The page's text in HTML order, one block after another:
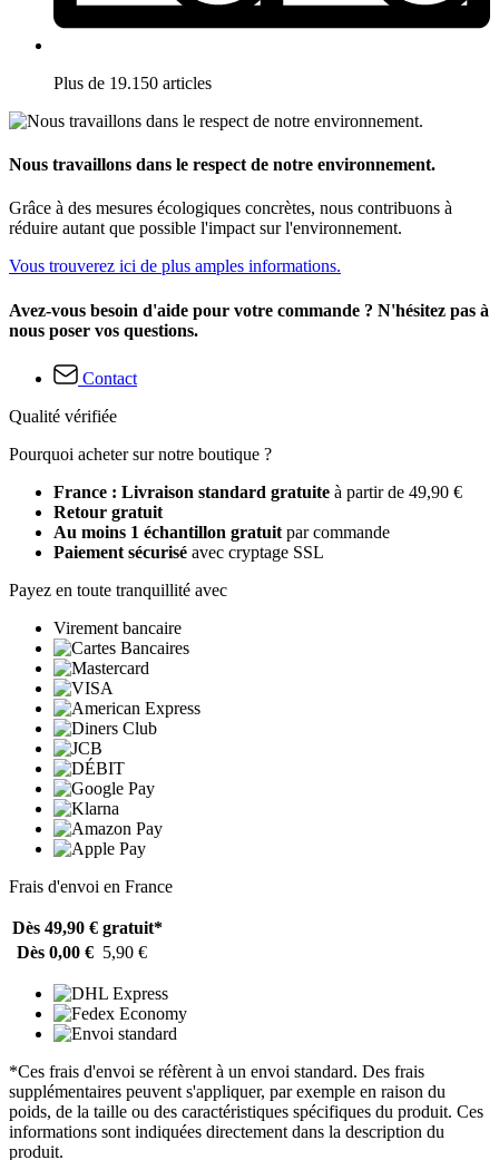
Plus de 19.150 articles
Nous travaillons dans le respect de notre environnement.
Grâce à des mesures écologiques concrètes, nous contribuons à
réduire autant que possible l'impact sur l'environnement.
Vous trouverez ici de plus amples informations.
Avez-vous besoin d'aide pour votre commande ? N'hésitez pas à
nous poser vos questions.
Contact
Qualité vérifiée
Pourquoi acheter sur notre boutique ?
France : Livraison standard gratuite à partir de 49,90 €
Retour gratuit
Au moins 1 échantillon gratuit par commande
Paiement sécurisé avec cryptage SSL
Payez en toute tranquillité avec
Virement bancaire
Frais d'envoi en France
Dès 49,90 € gratuit*
Dès 0,00 € 5,90 €
*Ces frais d'envoi se réfèrent à un envoi standard. Des frais
supplémentaires peuvent s'appliquer, par exemple en raison du
poids, de la taille ou des caractéristiques spécifiques du produit. Ces
informations sont indiquées directement dans la description du
produit.